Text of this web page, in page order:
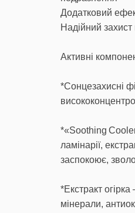
Додатковий
Надійний
Активні
*Сонцезахисні
*«Soothing
ламінарії,
заспокоює,
*Екстракт
мінерали,